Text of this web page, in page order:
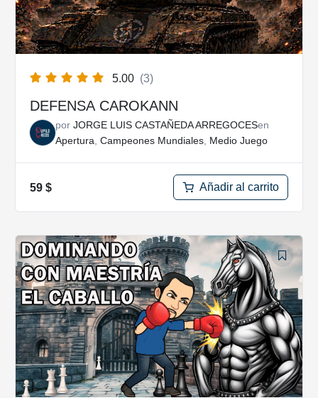
5.00 (3)
DEFENSA CAROKANN
por JORGE LUIS CASTAÑEDA ARREGOCESen
Apertura Campeones Mundiales, Medio Juego
59 $ Añadir al carrito